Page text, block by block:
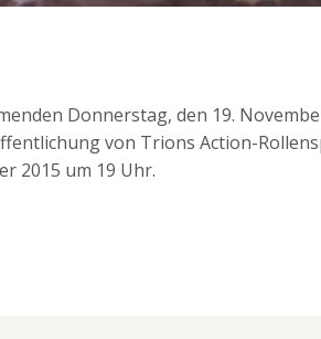
Donnerstag, den 19.
von Trions Action-
2015 um 19 Uhr.